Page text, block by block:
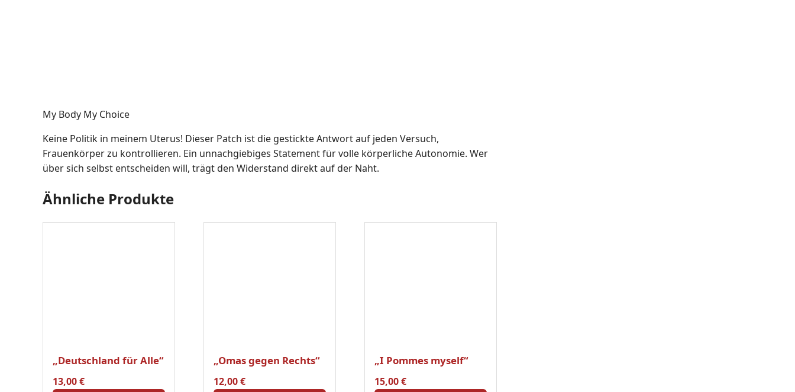
My Body My Choice
Keine Politik in meinem Uterus! Dieser Patch ist die gestickte Antwort auf jeden Versuch,
Frauenkörper zu kontrollieren. Ein unnachgiebiges Statement für volle körperliche Autonomie. Wer
über sich selbst entscheiden will, trägt den Widerstand direkt auf der Naht.
Ähnliche Produkte
„Deutschland für Alle“
13,00€
„Omas gegen Rechts“
12,00€
„I Pommes myself“
15,00€